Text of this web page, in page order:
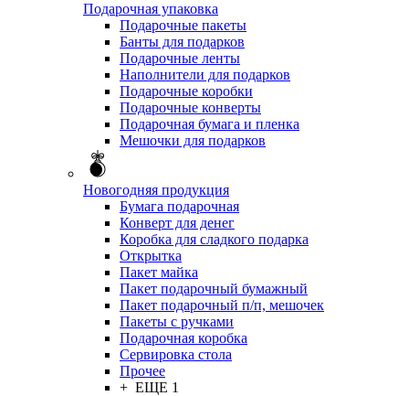
Подарочная упаковка
Подарочные пакеты
Банты для подарков
Подарочные ленты
Наполнители для подарков
Подарочные коробки
Подарочные конверты
Подарочная бумага и пленка
Мешочки для подарков
Новогодняя продукция
Бумага подарочная
Конверт для денег
Коробка для сладкого подарка
Открытка
Пакет майка
Пакет подарочный бумажный
Пакет подарочный п/п, мешочек
Пакеты с ручками
Подарочная коробка
Сервировка стола
Прочее
+ ЕЩЕ 1